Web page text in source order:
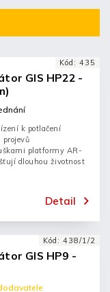
GIS HP22 -
Detail
k potlačení
platformy AR-
dlouhou životnost
Kód: 435
GIS HP9 -
Kód: 438/1/2